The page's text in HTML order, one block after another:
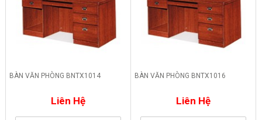
BÀN VĂN PHÒNG BNTX1014
Liên Hệ
BÀN VĂN PHÒNG BNTX1016
Liên Hệ